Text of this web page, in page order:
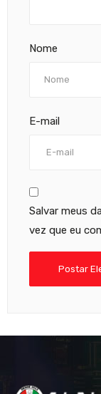
Nome
E-mail
Salvar meus
vez que eu